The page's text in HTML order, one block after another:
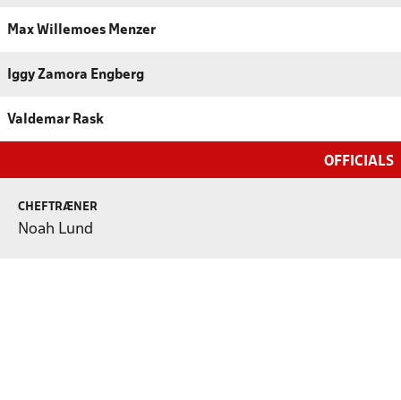
Max Willemoes Menzer
Iggy Zamora Engberg
Valdemar Rask
OFFICIALS
CHEFTRÆNER
Noah Lund